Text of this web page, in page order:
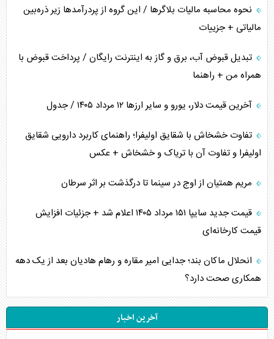
نحوه محاسبه مالیات بلاگر‌ها / این گروه از پردرآمد‌ها زیر ذره‌بین
مالیاتی + جزییات
تبدیل قبوض آب، برق و گاز به اینترنت رایگان / پرداخت قبوض با
همراه من + راهنما
آخرین قیمت دلار، یورو و سایر ارز‌ها ۱۲ مرداد ۱۴۰۵ / جدول
تفاوت خشخاش با شقایق اولیفرا؛ راهنمای کاربرد دارویی شقایق
اولیفرا و تفاوت آن با تریاک و خشخاش + عکس
مریم همتیان از اوج در سینما تا درگذشت بر اثر سرطان
قیمت جدید سایپا ۱۵۱ مرداد ۱۴۰۵ اعلام شد + جزئیات افزایش
قیمت کارخانه‌ای
انحلال ماکان بند؛ جدایی امیر مقاره و رهام هادیان بعد از یک دهه
همکاری صحت دارد؟
آخرین اخبار